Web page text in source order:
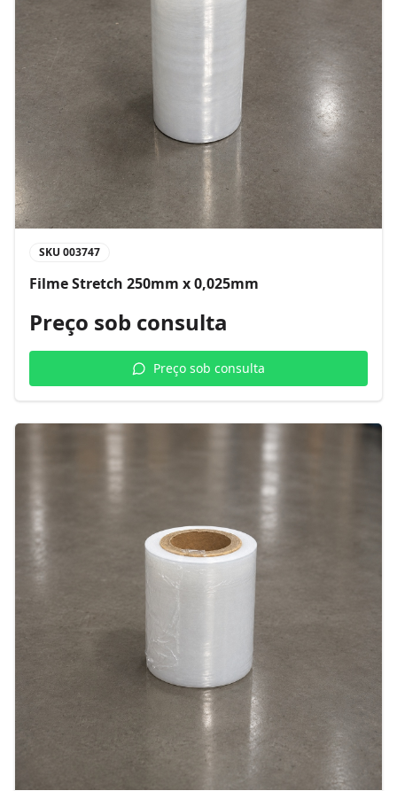
SKU 003747
Filme Stretch 250mm x 0,025mm
Preço sob consulta
Preço sob consulta